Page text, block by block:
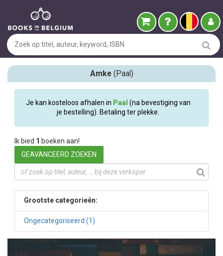
Amke(Paal)
Je kan kosteloos afhalen in Paal (na bevestiging van
je bestelling). Betaling ter plekke.
Ik bied 1 boeken aan!
GEAVANCEERD ZOEKEN
Grootste categorieën:
Ongecategoriseerd (1)